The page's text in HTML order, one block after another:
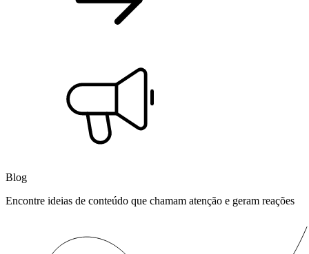
Blog
Encontre ideias de conteúdo que chamam atenção e geram reações